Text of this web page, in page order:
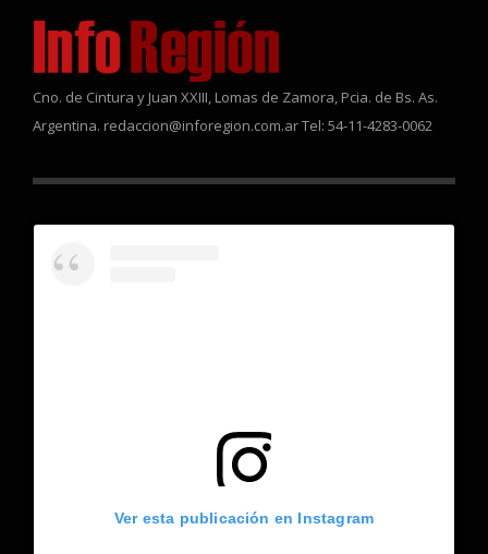
Cno. de Cintura y Juan XXIII, Lomas de Zamora, Pcia. de Bs. As.
Argentina. redaccion@inforegion.com.ar Tel: 54-11-4283-0062
Ver esta publicación en Instagram